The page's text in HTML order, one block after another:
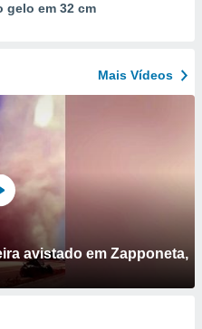
gelo em 32 cm
Mais Vídeos
avistado em Zapponeta,